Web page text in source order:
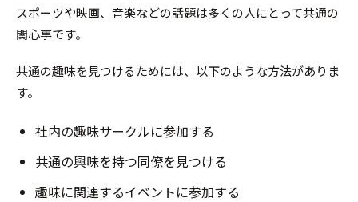
スポーツや映画、音楽などの話題は多くの人にとって共通の
関心事です。
共通の趣味を見つけるためには、以下のような方法がありま
す。
社内の趣味サークルに参加する
共通の興味を持つ同僚を見つける
趣味に関連するイベントに参加する